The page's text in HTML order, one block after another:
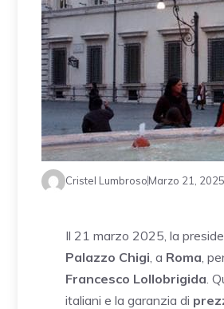
Cristel LumbrosoMarzo 21, 2025
Il 21 marzo 2025, la
Palazzo Chigi , a Roma ,
Francesco Lollobrigida .
italiani e la garanzia di